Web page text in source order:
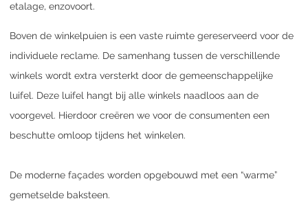
etalage, enzovoort.
Boven de winkelpuien is een vaste ruimte gereserveerd voor de
individuele reclame. De samenhang tussen de verschillende
winkels wordt extra versterkt door de gemeenschappelijke
luifel. Deze luifel hangt bij alle winkels naadloos aan de
voorgevel. Hierdoor creëren we voor de consumenten een
beschutte omloop tijdens het winkelen.
De moderne façades worden opgebouwd met een “warme”
gemetselde baksteen.